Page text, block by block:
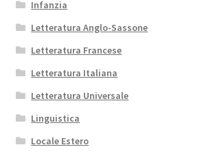
Infanzia
Letteratura Anglo-Sassone
Letteratura Francese
Letteratura Italiana
Letteratura Universale
Linguistica
Locale Estero